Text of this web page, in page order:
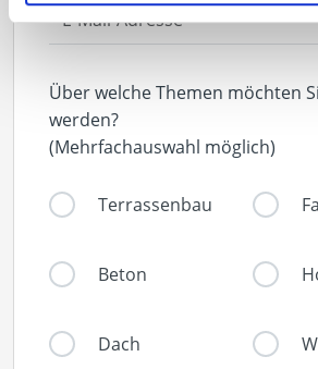
Über welche Themen möchten
werden?
(Mehrfachauswahl möglich)
Terrassenbau
Beton
Dach